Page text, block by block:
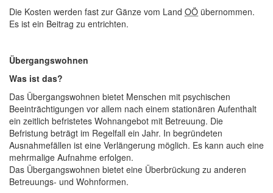
Die Kosten werden fast zur Gänze vom Land OÖ übernommen.
Es ist ein Beitrag zu entrichten.
Übergangswohnen
Was ist das?
Das Übergangswohnen bietet Menschen mit psychischen
Beeinträchtigungen vor allem nach einem stationären Aufenthalt
ein zeitlich befristetes Wohnangebot mit Betreuung. Die
Befristung beträgt im Regelfall ein Jahr. In begründeten
Ausnahmefällen ist eine Verlängerung möglich. Es kann auch eine
mehrmalige Aufnahme erfolgen.
Das Übergangswohnen bietet eine Überbrückung zu anderen
Betreuungs- und Wohnformen.